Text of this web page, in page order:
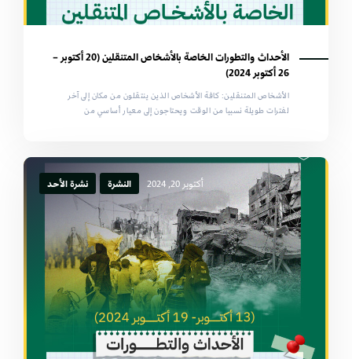
الأحداث والتطورات الخاصة بالأشخاص المتنقلين (20 أكتوبر –
26 أكتوبر 2024)
الأشخاص المتنقلين: كافة الأشخاص الذين ينتقلون من مكان إلى آخر
لفترات طويلة نسبيا من الوقت ويحتاجون إلى معيار أساسي من
أكتوبر 20, 2024 النشرة نشرة الأحد